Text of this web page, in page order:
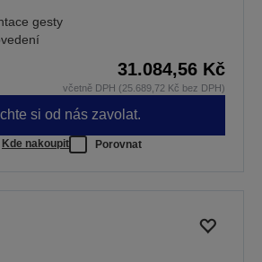
gesty
31.084,56 Kč
včetně DPH (25.689,72 Kč bez DPH)
si od nás zavolat.
Kde nakoupit Porovnat